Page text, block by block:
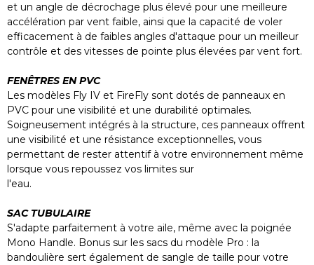
et un angle de décrochage plus élevé pour une meilleure
accélération par vent faible, ainsi que la capacité de voler
efficacement à de faibles angles d'attaque pour un meilleur
contrôle et des vitesses de pointe plus élevées par vent fort.
FENÊTRES EN PVC
Les modèles Fly IV et FireFly sont dotés de panneaux en
PVC pour une visibilité et une durabilité optimales.
Soigneusement intégrés à la structure, ces panneaux offrent
une visibilité et une résistance exceptionnelles, vous
permettant de rester attentif à votre environnement même
lorsque vous repoussez vos limites sur
l'eau.
SAC TUBULAIRE
S'adapte parfaitement à votre aile, même avec la poignée
Mono Handle. Bonus sur les sacs du modèle Pro : la
bandoulière sert également de sangle de taille pour votre